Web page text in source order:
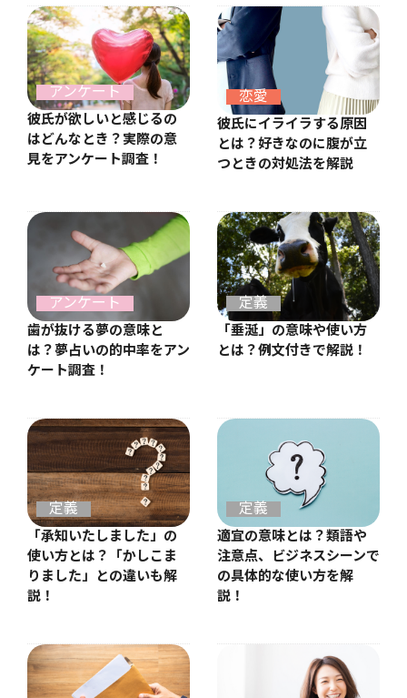
アンケート
彼氏が欲しいと感じるの
はどんなとき？実際の意
見をアンケート調査！
恋愛
彼氏にイライラする原因
とは？好きなのに腹が立
つときの対処法を解説
アンケート
歯が抜ける夢の意味と
は？夢占いの的中率をアン
ケート調査！
定義
「垂涎」の意味や使い方
とは？例文付きで解説！
定義
「承知いたしました」の
使い方とは？「かしこま
りました」との違いも解
説！
定義
適宜の意味とは？類語や
注意点、ビジネスシーンで
の具体的な使い方を解
説！